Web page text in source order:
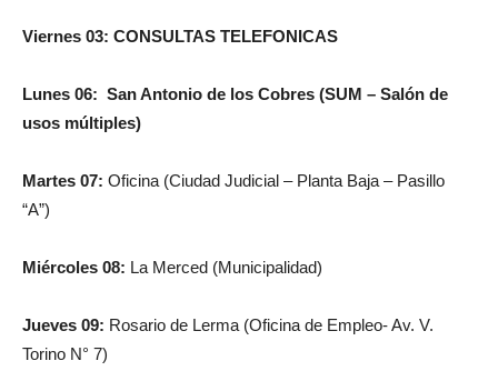
Viernes 03: CONSULTAS TELEFONICAS
Lunes 06: San Antonio de los Cobres (SUM – Salón de
usos múltiples)
Martes 07: Oficina (Ciudad Judicial – Planta Baja – Pasillo
“A”)
Miércoles 08: La Merced (Municipalidad)
Jueves 09: Rosario de Lerma (Oficina de Empleo- Av. V.
Torino N° 7)